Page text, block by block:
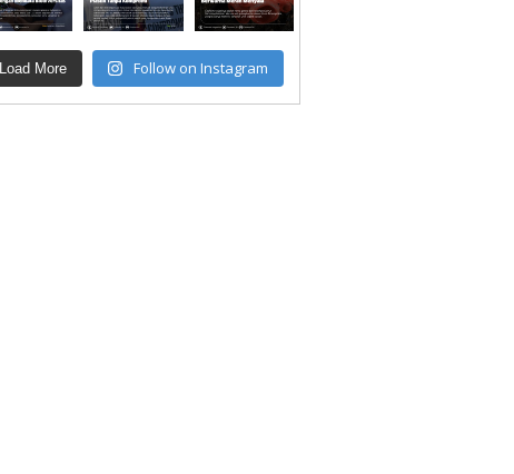
Load More Follow on Instagram